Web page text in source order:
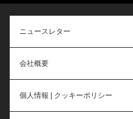
ニュースレター
会社概要
個人情報 | クッキーポリシー